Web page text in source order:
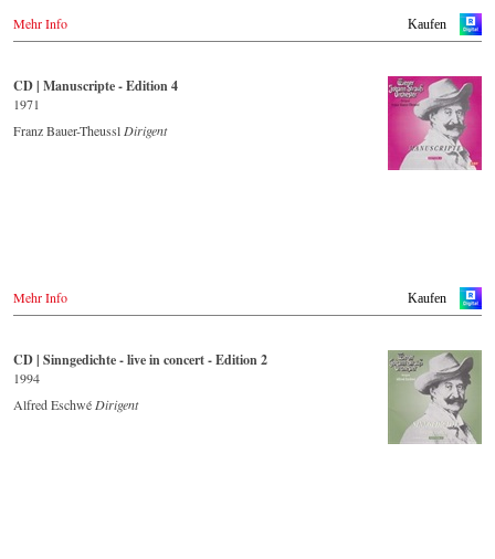
Kaufen
Mehr Info
CD | Manuscripte - Edition 4
1971
Franz Bauer-Theussl Dirigent
Kaufen
Mehr Info
CD | Sinngedichte - live in concert - Edition 2
1994
Alfred Eschwé Dirigent